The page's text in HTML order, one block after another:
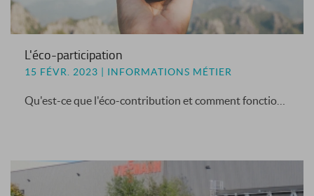
L'éco-participation
15 FÉVR. 2023 | INFORMATIONS MÉTIER